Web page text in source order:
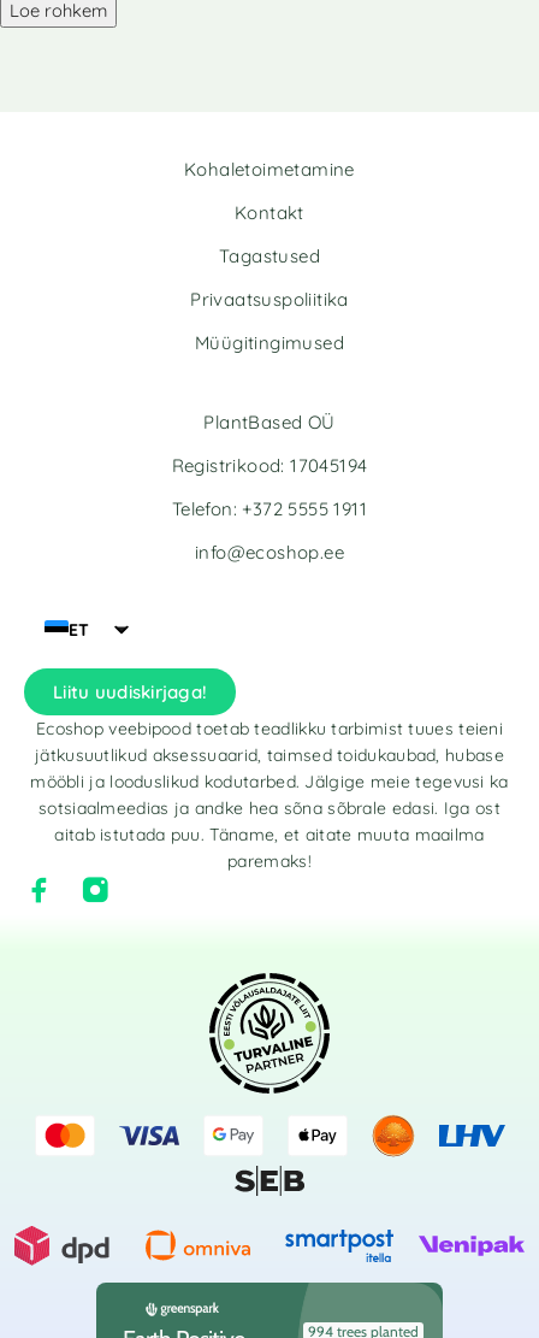
v
e
Loe rohkem
Kohaletoimetamine
Kontakt
Tagastused
Privaatsuspoliitika
Müügitingimused
ET
Liitu uudiskirjaga!
Ecoshop veebipood toetab teadlikku tarbimist tuues teieni
jätkusuutlikud aksessuaarid, taimsed toidukaubad, hubase
mööbli ja looduslikud kodutarbed. Jälgige meie tegevusi ka
sotsiaalmeedias ja andke hea sõna sõbrale edasi. Iga ost
aitab istutada puu. Täname, et aitate muuta maailma
paremaks!
PlantBased OÜ
Registrikood: 17045194
Telefon: +372 5555 1911
info@ecoshop.ee
994 trees planted